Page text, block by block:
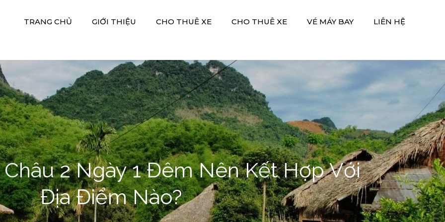
TRANG CHỦ GIỚI THIỆU CHO THUÊ XE CHO THUÊ XE VÉ MÁY BAY LIÊN HỆ
2 Ngày 1 Đêm Nên Kết Hợp Với
Địa Điểm Nào?